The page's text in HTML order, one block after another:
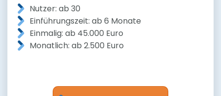
Nutzer: ab 30
Einführungszeit: ab 6 Monate
Einmalig: ab 45.000 Euro
Monatlich: ab 2.500 Euro